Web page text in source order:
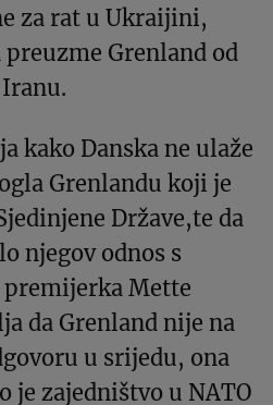
za rat u Ukraijini,
Grenland od
kako Danska ne ulaže
Grenlandu koji je
Države,te da
njegov odnos s
Mette
da Grenland nije na
u srijedu, ona
je zajedništvo u NATO